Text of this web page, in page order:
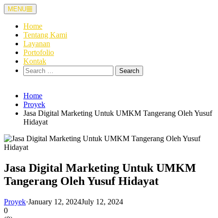
Skip
to
content
MENU
Home
Tentang Kami
Layanan
Portofolio
Kontak
Search
for:
Home
Proyek
Jasa Digital Marketing Untuk UMKM Tangerang Oleh Yusuf
Hidayat
Jasa Digital Marketing Untuk UMKM
Tangerang Oleh Yusuf Hidayat
Proyek·January 12, 2024July 12, 2024
0